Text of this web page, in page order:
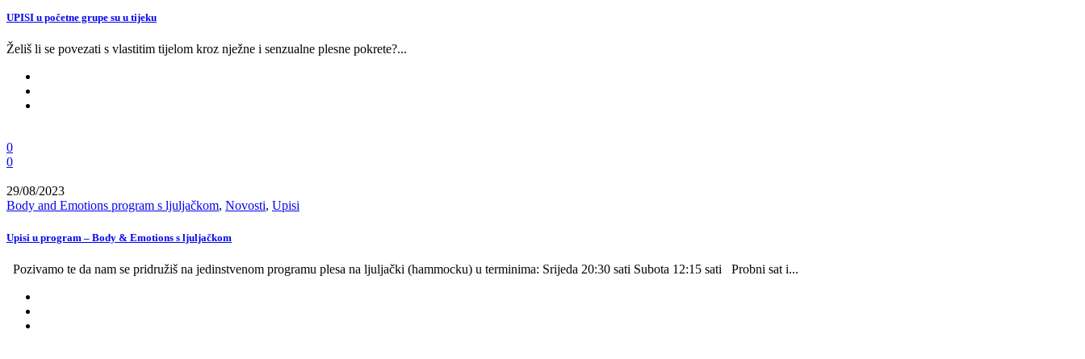
UPISI u početne grupe su u tijeku
Želiš li se povezati s vlastitim tijelom kroz nježne i senzualne plesne pokrete?...
0
0
29/08/2023
Body and Emotions program s ljuljačkom, Novosti, Upisi
Upisi u program – Body & Emotions s ljuljačkom
Pozivamo te da nam se pridružiš na jedinstvenom programu plesa na ljuljački (hammocku) u terminima: Srijeda 20:30 sati Subota 12:15 sati Probni sat i...